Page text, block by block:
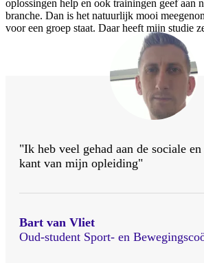
oplossingen help en ook trainingen geef aan
branche. Dan is het natuurlijk mooi
voor een groep staat. Daar heeft mijn studie
"Ik heb veel gehad aan de sociale
kant van mijn opleiding"
Bart van Vliet
Oud-student Sport- en